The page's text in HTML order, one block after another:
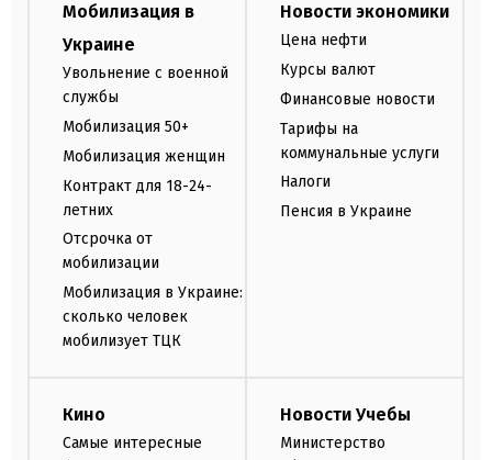
Мобилизация в
Украине
Увольнение с военной
службы
Мобилизация 50+
Мобилизация женщин
Контракт для 18-24-
летних
Отсрочка от
мобилизации
Мобилизация в Украине:
сколько человек
мобилизует ТЦК
Новости экономики
Цена нефти
Курсы валют
Финансовые новости
Тарифы на
коммунальные услуги
Налоги
Пенсия в Украине
Кино
Самые интересные
Новости Учебы
Министерство